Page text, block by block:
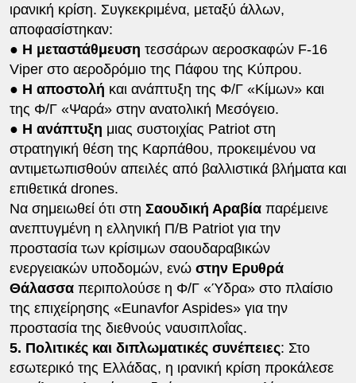
ιρανική κρίση. Συγκεκριμένα, μεταξύ άλλων,
αποφασίστηκαν:
● Η μεταστάθμευση τεσσάρων αεροσκαφών F-16
Viper στο αεροδρόμιο της Πάφου της Κύπρου.
● Η αποστολή και ανάπτυξη της Φ/Γ «Κίμων» και
της Φ/Γ «Ψαρά» στην ανατολική Μεσόγειο.
● Η ανάπτυξη μιας συστοιχίας Patriot στη
στρατηγική θέση της Καρπάθου, προκειμένου να
αντιμετωπισθούν απειλές από βαλλιστικά βλήματα και
επιθετικά drones.
Να σημειωθεί ότι στη Σαουδική Αραβία παρέμεινε
ανεπτυγμένη η ελληνική Π/Β Patriot για την
προστασία των κρίσιμων σαουδαραβικών
ενεργειακών υποδομών, ενώ στην Ερυθρά
Θάλασσα περιπολούσε η Φ/Γ «Ύδρα» στο πλαίσιο
της επιχείρησης «Eunavfor Aspides» για την
προστασία της διεθνούς ναυσιπλοΐας.
5. Πολιτικές και διπλωματικές συνέπειες: Στο
εσωτερικό της Ελλάδας, η ιρανική κρίση προκάλεσε